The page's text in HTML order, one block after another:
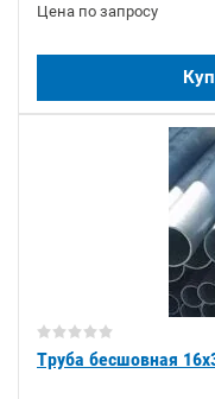
Цена по запросу
Труба бесшовная